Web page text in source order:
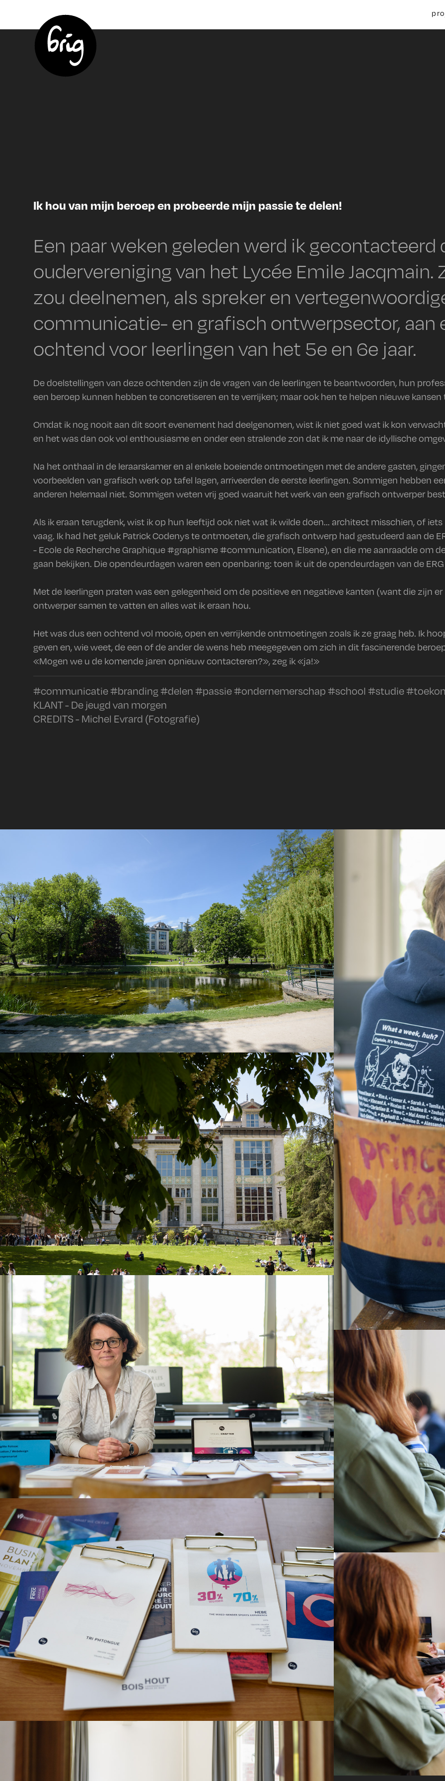
Ik hou van mijn beroep en probeerde mijn passie te delen!
Een paar weken geleden werd ik gecontacteerd
oudervereniging van het Lycée Emile Jacqmain.
zou deelnemen, als spreker en
communicatie- en grafisch ontwerpsector,
ochtend voor leerlingen van het 5e en 6e jaar.
De doelstellingen van deze ochtenden zijn de vragen van de leerlingen te beantwoorden, hun
een beroep kunnen hebben te concretiseren en te verrijken; maar ook hen te helpen nieuwe
Omdat ik nog nooit aan dit soort evenement had deelgenomen, wist ik niet goed wat ik kon
en het was dan ook vol enthousiasme en onder een stralende zon dat ik me naar de idyllische
Na het onthaal in de leraarskamer en al enkele boeiende ontmoetingen met de andere gasten,
voorbeelden van grafisch werk op tafel lagen, arriveerden de eerste leerlingen. Sommigen hebben
anderen helemaal niet. Sommigen weten vrij goed waaruit het werk van een grafisch ontwerper
Als ik eraan terugdenk, wist ik op hun leeftijd ook niet wat ik wilde doen... architect misschien, of
vaag. Ik had het geluk Patrick Codenys te ontmoeten, die grafisch ontwerp had gestudeerd aan de
- Ecole de Recherche Graphique #graphisme #communication, Elsene), en die me aanraadde om
gaan bekijken. Die opendeurdagen waren een openbaring: toen ik uit de opendeurdagen van de
Met de leerlingen praten was een gelegenheid om de positieve en negatieve kanten (want die zijn
ontwerper samen te vatten en alles wat ik eraan hou.
Het was dus een ochtend vol mooie, open en verrijkende ontmoetingen zoals ik ze graag heb. Ik
geven en, wie weet, de een of de ander de wens heb meegegeven om zich in dit fascinerende
«Mogen we u de komende jaren opnieuw contacteren?», zeg ik «ja!»
#communicatie #branding #delen #passie #ondernemerschap #school #studie
KLANT - De jeugd van morgen
CREDITS - Michel Evrard (Fotografie)